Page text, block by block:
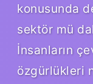
konusunda
sektör mü
İnsanların
özgürlükleri